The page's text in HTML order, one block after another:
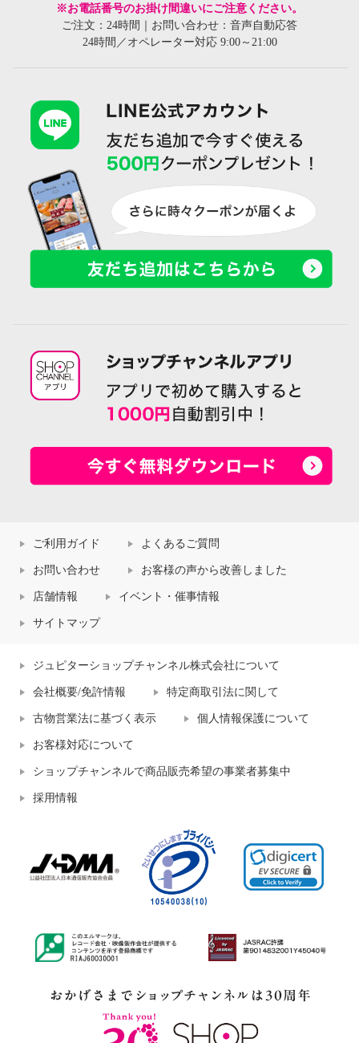
※お電話番号のお掛け間違いにご注意ください。
ご注文：24時間｜お問い合わせ：音声自動応答
24時間／オペレーター対応 9:00～21:00
ご利用ガイド よくあるご質問
お問い合わせ お客様の声から改善しました
店舗情報 イベント・催事情報
サイトマップ
ジュピターショップチャンネル株式会社について
会社概要/免許情報 特定商取引法に関して
古物営業法に基づく表示 個人情報保護について
お客様対応について
ショップチャンネルで商品販売希望の事業者募集中
採用情報